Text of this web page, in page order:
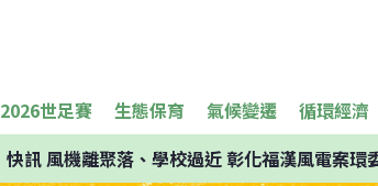
2026世足賽 生態保育 氣候變遷 循環經濟
快訊風機離聚落、學校過近 彰化福漢風電案環